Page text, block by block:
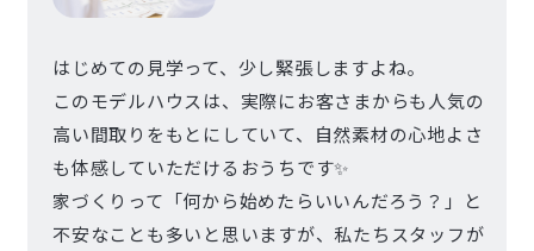
はじめての見学って、少し緊張しますよね。
このモデルハウスは、実際にお客さまからも人気の
高い間取りをもとにしていて、自然素材の心地よさ
も体感していただけるおうちです✨
家づくりって「何から始めたらいいんだろう？」と
不安なことも多いと思いますが、私たちスタッフが